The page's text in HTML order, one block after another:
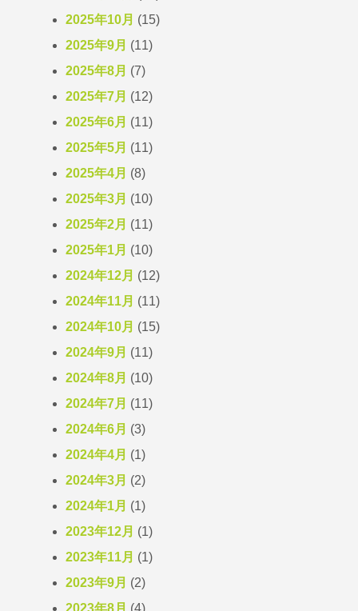
2025年10月 (15)
2025年9月 (11)
2025年8月 (7)
2025年7月 (12)
2025年6月 (11)
2025年5月 (11)
2025年4月 (8)
2025年3月 (10)
2025年2月 (11)
2025年1月 (10)
2024年12月 (12)
2024年11月 (11)
2024年10月 (15)
2024年9月 (11)
2024年8月 (10)
2024年7月 (11)
2024年6月 (3)
2024年4月 (1)
2024年3月 (2)
2024年1月 (1)
2023年12月 (1)
2023年11月 (1)
2023年9月 (2)
2023年8月 (4)